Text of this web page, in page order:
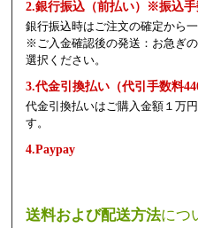
2.銀行振込（前払い）※振込
銀行振込時はご注文の確定から
※ご入金確認後の発送：お急ぎ
選択ください。
3.代金引換払い（代引手数料
代金引換払いはご購入金額１万
す。
4.Paypay
送料および配送方法につ